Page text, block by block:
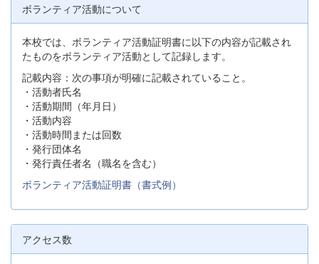
ボランティア活動について
本校では、ボランティア活動証明書に以下の内容が記載され
たものをボランティア活動として記録します。
記載内容：次の事項が明確に記載されていること。
・活動者氏名
・活動期間（年月日）
・活動内容
・活動時間または回数
・発行団体名
・発行責任者名（職名を含む）
ボランティア活動証明書（書式例）
アクセス数